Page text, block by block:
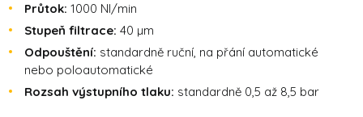
Průtok: 1000 Nl/min
Stupeň filtrace: 40 µm
Odpouštění: standardně ruční, na přání automatické
nebo poloautomatické
Rozsah výstupního tlaku: standardně 0,5 až 8,5 bar